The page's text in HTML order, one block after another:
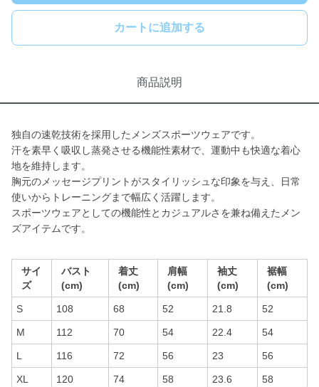
カートに追加する
商品説明
独自の速乾技術を採用したメンズスポーツウェアです。
汗を素早く吸収し蒸発させる機能性素材で、運動中も快適な着心
地を維持します。
胸元のメッセージプリントがスタイリッシュな印象を与え、日常
使いからトレーニングまで幅広く活躍します。
スポーツウェアとしての機能性とカジュアルさを兼ね備えたメン
ズアイテムです。
サイ
ズ
バスト
(cm)
着丈
(cm)
肩幅
(cm)
袖丈
(cm)
裾幅
(cm)
S 108 68 52 21.8 52
M 112 70 54 22.4 54
L 116 72 56 23 56
XL 120 74 58 23.6 58